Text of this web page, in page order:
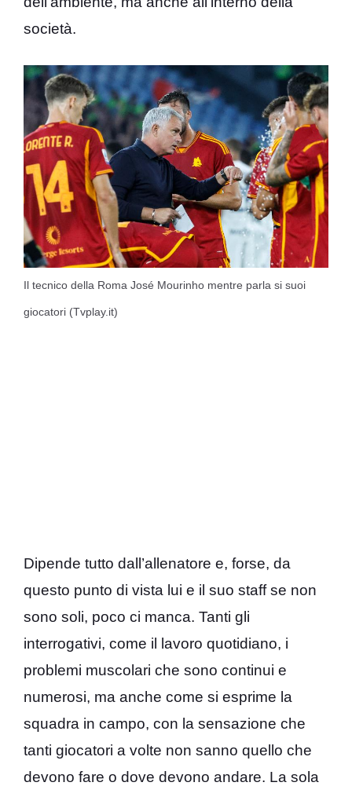
società.
Il tecnico della Roma José Mourinho mentre parla si suoi
giocatori (Tvplay.it)
Dipende tutto dall’allenatore e, forse, da
questo punto di vista lui e il suo staff se non
sono soli, poco ci manca. Tanti gli
interrogativi, come il lavoro quotidiano, i
problemi muscolari che sono continui e
numerosi, ma anche come si esprime la
squadra in campo, con la sensazione che
tanti giocatori a volte non sanno quello che
devono fare o dove devono andare. La sola